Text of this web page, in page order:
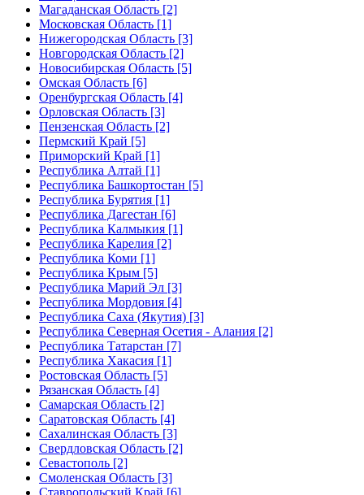
Магаданская Область [2]
Московская Область [1]
Нижегородская Область [3]
Новгородская Область [2]
Новосибирская Область [5]
Омская Область [6]
Оренбургская Область [4]
Орловская Область [3]
Пензенская Область [2]
Пермский Край [5]
Приморский Край [1]
Республика Алтай [1]
Республика Башкортостан [5]
Республика Бурятия [1]
Республика Дагестан [6]
Республика Калмыкия [1]
Республика Карелия [2]
Республика Коми [1]
Республика Крым [5]
Республика Марий Эл [3]
Республика Мордовия [4]
Республика Саха (Якутия) [3]
Республика Северная Осетия - Алания [2]
Республика Татарстан [7]
Республика Хакасия [1]
Ростовская Область [5]
Рязанская Область [4]
Самарская Область [2]
Саратовская Область [4]
Сахалинская Область [3]
Свердловская Область [2]
Севастополь [2]
Смоленская Область [3]
Ставропольский Край [6]